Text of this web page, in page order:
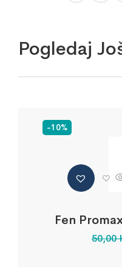
Pogledaj
-10%
Fen
50,00